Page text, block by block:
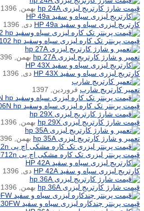
قیمت شارژ کارتریج لیزری hp 24A
بهمن, 1396
کارتریج لیزری سیاه و سفید HP 49a
دی, 1396
قیمت پرینتر تک کاره لیزری سیاه وسفید P1102 hp
تعمیر و شارژ کارتریج لیزری hp 27A
بهمن, 1396
کارتریج لیزری سیاه و سفید HP 43X
دی, 1396
تعمیر کارتریج شارپ فروردین, 1397
قیمت پرینتر تک کاره لیزری سیاه وسفید M706N hp
قیمت شارژ کارتریج لیزری hp 29X
بهمن, 1396
تعمیر و شارژ کارتریج لیزری hp 35A
بهمن, 1396
قیمت پرینتر لیزری تک کاره مشکی اچ پی M712n
کارتریج لیزری سیاه و سفید HP 42A
دی, 1396
قیمت شارژ کارتریج لیزری hp 36A
بهمن, 1396
قیمت پرینتر چندکاره لیزری سیاه و سفید M130FW